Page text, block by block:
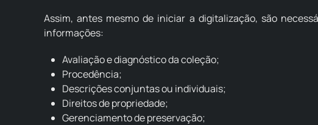
Assim, antes mesmo de iniciar a digitalização, são
informações:
Avaliação e diagnóstico da coleção;
Procedência;
Descrições conjuntas ou individuais;
Direitos de propriedade;
Gerenciamento de preservação;